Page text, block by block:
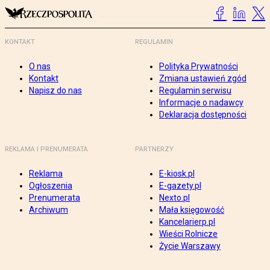
KONTAKT
O nas
Kontakt
Napisz do nas
REGULAMIN
Polityka Prywatności
Zmiana ustawień zgód
Regulamin serwisu
Informacje o nadawcy
Deklaracja dostępności
REKLAMA I PRENUMERATA
Reklama
Ogłoszenia
Prenumerata
Archiwum
PARTNERZY
E-kiosk.pl
E-gazety.pl
Nexto.pl
Mała księgowość
Kancelarierp.pl
Wieści Rolnicze
Życie Warszawy